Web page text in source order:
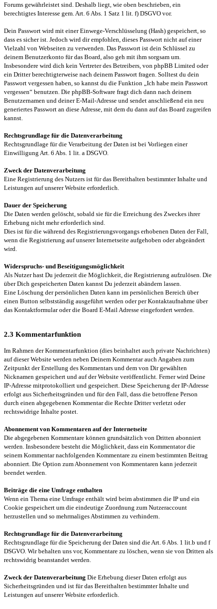
Forums gewährleistet sind. Deshalb liegt, wie oben beschrieben, ein
berechtigtes Interesse gem. Art. 6 Abs. 1 Satz 1 lit. f) DSGVO vor.
Dein Passwort wird mit einer Einwege-Verschlüsselung (Hash) gespeichert, so
dass es sicher ist. Jedoch wird dir empfohlen, dieses Passwort nicht auf einer
Vielzahl von Webseiten zu verwenden. Das Passwort ist dein Schlüssel zu
deinem Benutzerkonto für das Board, also geh mit ihm sorgsam um.
Insbesondere wird dich kein Vertreter des Betreibers, von phpBB Limited oder
ein Dritter berechtigterweise nach deinem Passwort fragen. Solltest du dein
Passwort vergessen haben, so kannst du die Funktion „Ich habe mein Passwort
vergessen“ benutzen. Die phpBB-Software fragt dich dann nach deinem
Benutzernamen und deiner E-Mail-Adresse und sendet anschließend ein neu
generiertes Passwort an diese Adresse, mit dem du dann auf das Board zugreifen
kannst.
Rechtsgrundlage für die Datenverarbeitung
Rechtsgrundlage für die Verarbeitung der Daten ist bei Vorliegen einer
Einwilligung Art. 6 Abs. 1 lit. a DSGVO.
Zweck der Datenverarbeitung
Eine Registrierung des Nutzers ist für das Bereithalten bestimmter Inhalte und
Leistungen auf unserer Website erforderlich.
Dauer der Speicherung
Die Daten werden gelöscht, sobald sie für die Erreichung des Zweckes ihrer
Erhebung nicht mehr erforderlich sind.
Dies ist für die während des Registrierungsvorgangs erhobenen Daten der Fall,
wenn die Registrierung auf unserer Internetseite aufgehoben oder abgeändert
wird.
Widerspruchs- und Beseitigungsmöglichkeit
Als Nutzer hast Du jederzeit die Möglichkeit, die Registrierung aufzulösen. Die
über Dich gespeicherten Daten kannst Du jederzeit abändern lassen.
Eine Löschung der persönlichen Daten kann im persönlichen Bereich über
einen Button selbstständig ausgeführt werden oder per Kontaktaufnahme über
das Kontaktformular oder die Board E-Mail Adresse eingefordert werden.
2.3 Kommentarfunktion
Im Rahmen der Kommentarfunktion (dies beinhaltet auch private Nachrichten)
auf dieser Website werden neben Deinem Kommentar auch Angaben zum
Zeitpunkt der Erstellung des Kommentars und dem von Dir gewählten
Nicknamen gespeichert und auf der Website veröffentlicht. Ferner wird Deine
IP-Adresse mitprotokolliert und gespeichert. Diese Speicherung der IP-Adresse
erfolgt aus Sicherheitsgründen und für den Fall, dass die betroffene Person
durch einen abgegebenen Kommentar die Rechte Dritter verletzt oder
rechtswidrige Inhalte postet.
Abonnement von Kommentaren auf der Internetseite
Die abgegebenen Kommentare können grundsätzlich von Dritten abonniert
werden. Insbesondere besteht die Möglichkeit, dass ein Kommentator die
seinem Kommentar nachfolgenden Kommentare zu einem bestimmten Beitrag
abonniert. Die Option zum Abonnement von Kommentaren kann jederzeit
beendet werden.
Beiträge die eine Umfrage enthalten
Wenn ein Thema eine Umfrage enthält wird beim abstimmen die IP und ein
Cookie gespeichert um die eindeutige Zuordnung zum Nutzeraccount
herzustellen und so mehrmaliges Abstimmen zu verhindern.
Rechtsgrundlage für die Datenverarbeitung
Rechtsgrundlage für die Speicherung der Daten sind die Art. 6 Abs. 1 lit.b und f
DSGVO. Wir behalten uns vor, Kommentare zu löschen, wenn sie von Dritten als
rechtswidrig beanstandet werden.
Zweck der Datenverarbeitung Die Erhebung dieser Daten erfolgt aus
Sicherheitsgründen und ist für das Bereithalten bestimmter Inhalte und
Leistungen auf unserer Website erforderlich.